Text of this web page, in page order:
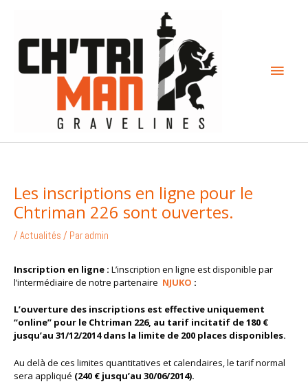
contenu
Les inscriptions en ligne pour le
Chtriman 226 sont ouvertes.
/Actualités / Par admin
Inscription en ligne : L’inscription en ligne est disponible par
l’intermédiaire de notre partenaire NJUKO :
L’ouverture des inscriptions est effective uniquement
“online” pour le Chtriman 226, au tarif incitatif de 180 €
jusqu’au 31/12/2014 dans la limite de 200 places disponibles.
Au delà de ces limites quantitatives et calendaires, le tarif normal
sera appliqué (240 € jusqu’au 30/06/2014).